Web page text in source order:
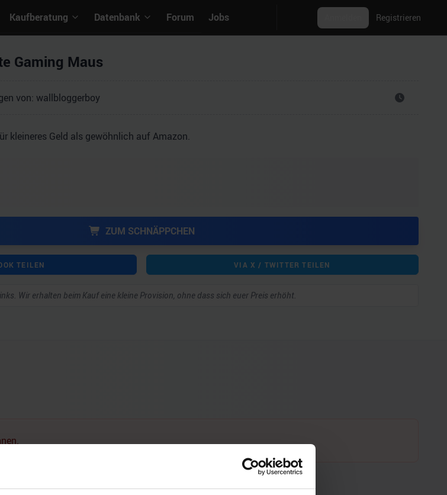
Kaufberatung Datenbank Forum Jobs Registrieren
Gaming Maus
von: wallbloggerboy
kleineres Geld als gewöhnlich auf Amazon.
ZUM SCHNÄPPCHEN
TEILEN VIA X / TWITTER TEILEN
Wir erhalten beim Kauf eine kleine Provision, ohne dass sich euer Preis erhöht.